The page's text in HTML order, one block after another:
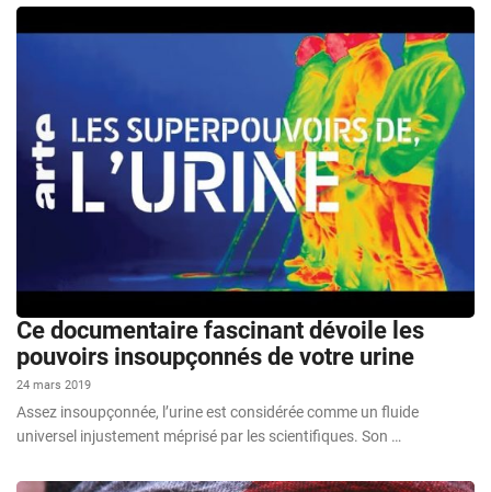
Ce documentaire fascinant dévoile les
pouvoirs insoupçonnés de votre urine
24 mars 2019
Assez insoupçonnée, l’urine est considérée comme un fluide
universel injustement méprisé par les scientifiques. Son …